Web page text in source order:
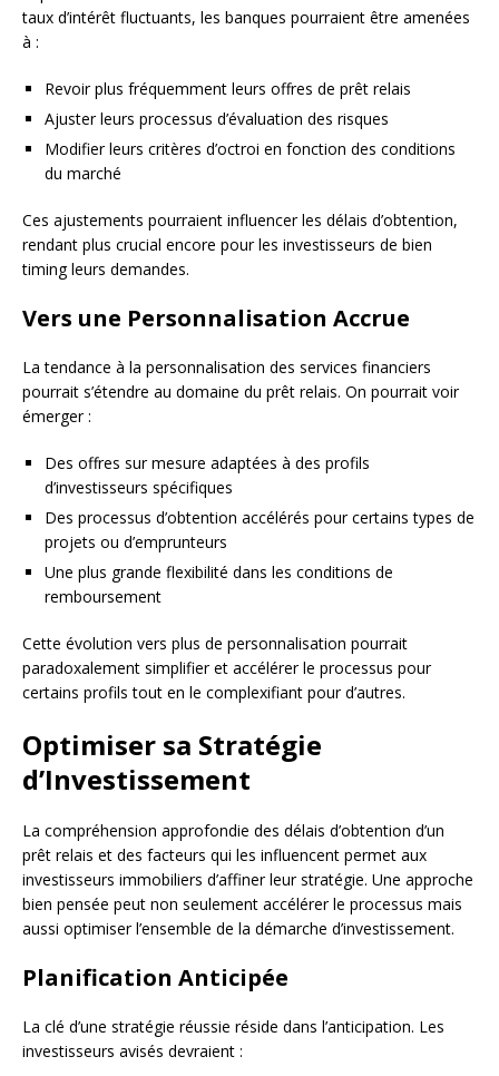
taux d’intérêt fluctuants, les banques pourraient être amenées
à :
Revoir plus fréquemment leurs offres de prêt relais
Ajuster leurs processus d’évaluation des risques
Modifier leurs critères d’octroi en fonction des conditions
du marché
Ces ajustements pourraient influencer les délais d’obtention,
rendant plus crucial encore pour les investisseurs de bien
timing leurs demandes.
Vers une Personnalisation Accrue
La tendance à la personnalisation des services financiers
pourrait s’étendre au domaine du prêt relais. On pourrait voir
émerger :
Des offres sur mesure adaptées à des profils
d’investisseurs spécifiques
Des processus d’obtention accélérés pour certains types de
projets ou d’emprunteurs
Une plus grande flexibilité dans les conditions de
remboursement
Cette évolution vers plus de personnalisation pourrait
paradoxalement simplifier et accélérer le processus pour
certains profils tout en le complexifiant pour d’autres.
Optimiser sa Stratégie
d’Investissement
La compréhension approfondie des délais d’obtention d’un
prêt relais et des facteurs qui les influencent permet aux
investisseurs immobiliers d’affiner leur stratégie. Une approche
bien pensée peut non seulement accélérer le processus mais
aussi optimiser l’ensemble de la démarche d’investissement.
Planification Anticipée
La clé d’une stratégie réussie réside dans l’anticipation. Les
investisseurs avisés devraient :